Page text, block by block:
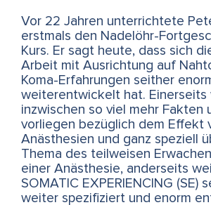
Vor 22 Jahren unterrichtete
erstmals den Nadelöhr-
Kurs. Er sagt heute, dass sich
Arbeit mit Ausrichtung auf
Koma-Erfahrungen seither
weiterentwickelt hat. Einerseits
inzwischen so viel mehr Fakten
vorliegen bezüglich dem Effekt
Anästhesien und ganz speziell
Thema des teilweisen
einer Anästhesie, anderseits
SOMATIC EXPERIENCING (SE)
weiter spezifiziert und enorm